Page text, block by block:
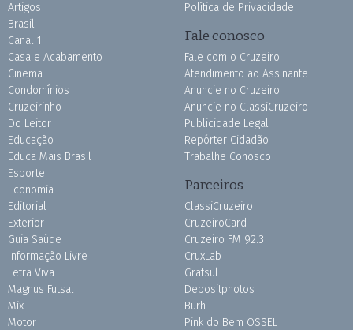
Artigos
Brasil
Canal 1
Casa e Acabamento
Cinema
Condomínios
Cruzeirinho
Do Leitor
Educação
Educa Mais Brasil
Esporte
Economia
Editorial
Exterior
Guia Saúde
Informação Livre
Letra Viva
Magnus Futsal
Mix
Motor
Política de Privacidade
Fale conosco
Fale com o Cruzeiro
Atendimento ao Assinante
Anuncie no Cruzeiro
Anuncie no ClassiCruzeiro
Publicidade Legal
Repórter Cidadão
Trabalhe Conosco
Parceiros
ClassiCruzeiro
CruzeiroCard
Cruzeiro FM 92.3
CruxLab
Grafsul
Depositphotos
Burh
Pink do Bem OSSEL